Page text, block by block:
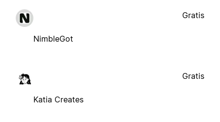
NimbleGot
Gratis
Katia Creates
Gratis